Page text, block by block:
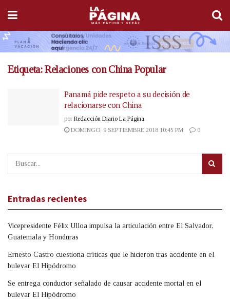
Etiqueta:Relaciones con China Popular
Panamá pide respeto a su decisión de
relacionarse con China
por Redacción Diario La Página
DOMINGO, 9 SEPTIEMBRE 2018 10:45 PM
0
Entradas recientes
Vicepresidente Félix Ulloa impulsa la articulación entre El Salvador,
Guatemala y Honduras
Ernesto Castro cuestiona críticas que le hicieron tras accidente en el
bulevar El Hipódromo
Se entrega conductor señalado de causar accidente mortal en el
bulevar El Hipódromo